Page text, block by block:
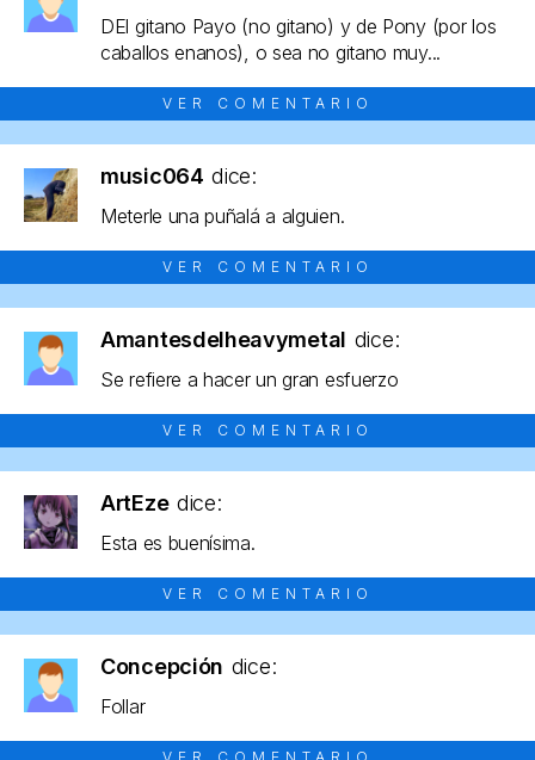
DEl gitano Payo (no gitano) y de Pony (por los
caballos enanos), o sea no gitano muy...
VER COMENTARIO
music064 dice:
Meterle una puñalá a alguien.
VER COMENTARIO
Amantesdelheavymetal dice:
Se refiere a hacer un gran esfuerzo
VER COMENTARIO
ArtEze dice:
Esta es buenísima.
VER COMENTARIO
Concepción dice:
Follar